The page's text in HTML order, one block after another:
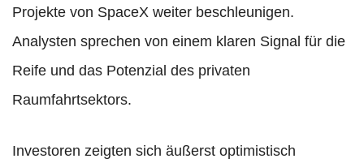
Projekte von SpaceX weiter beschleunigen.
Analysten sprechen von einem klaren Signal für die
Reife und das Potenzial des privaten
Raumfahrtsektors.
Investoren zeigten sich äußerst optimistisch